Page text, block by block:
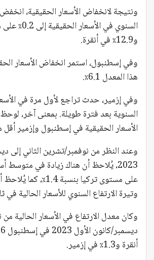
ونتيجة لانخفاض الأسعار الحقيقية،
السنوي في
و12.9٪ في أنقرة.
وفي إسطنبول، استمر انخفاض الأسعار
هذا المعدل 6.1٪.
وفي إزمير، حدث تراجع لأول مرة في
السنوية بعد فترة طويلة. بمعنى آخر،
الأسعار الحقيقية في إسطنبول وإزمير أقل
وعند النظر من نوفمبر/تشرين الثاني إلى
2023، يُلاحظ أن هناك زيادة في متوسط
على مستوى تركيا بنسبة
وتيرة الارتفاع السنوي للأسعار الحالية
وكان معدل الارتفاع في الأسعار الحالية من
أنقرة و1.3٪ في إزمير.